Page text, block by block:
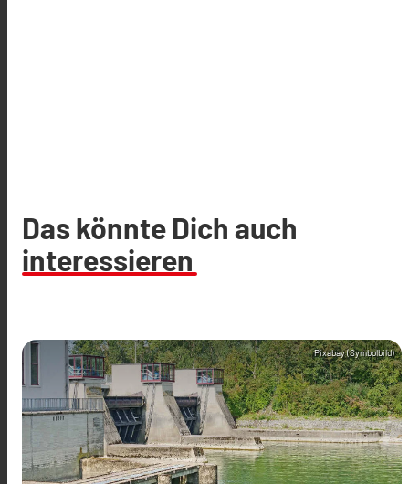
Das könnte Dich auch
interessieren
Pixabay (Symbolbild)